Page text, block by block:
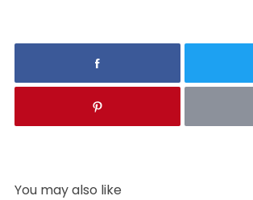
You may also like